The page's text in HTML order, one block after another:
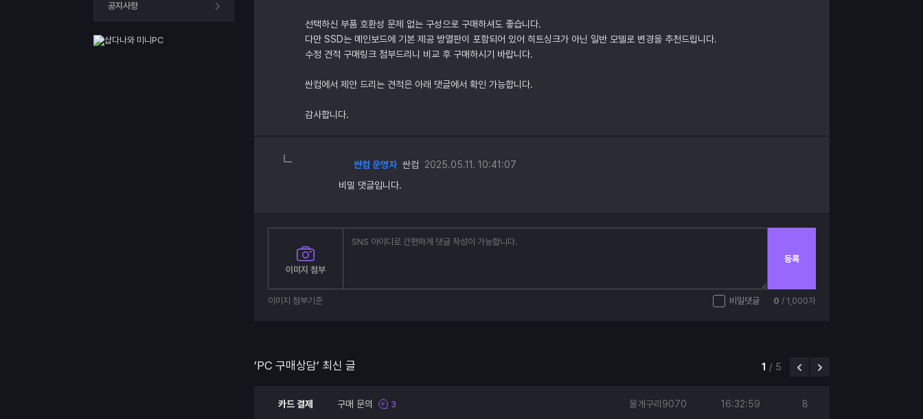
공지사항
선택하신 부품 호환성 문제 없는 구성으로 구매하셔도 좋습니다.
다만 SSD는 메인보드에 기본 제공 방열판이 포함되어 있어 히트싱크가 아닌 일반 모델로 변경을 추천드립니다.
수정 견적 구매링크 첨부드리니 비교 후 구매하시기 바랍니다.
싼컴에서 제안 드리는 견적은 아래 댓글에서 확인 가능합니다.
감사합니다.
싼컴 운영자 싼컴
2025.05.11. 10:41:07
비밀 댓글입니다.
이미지 첨부
등록
이미지 첨부기준 비밀댓글 0 / 1,000자
’PC 구매상담’ 최신 글 1 / 5
카드 결제 구매 문의 3 물개구리9070 16:32:59 8